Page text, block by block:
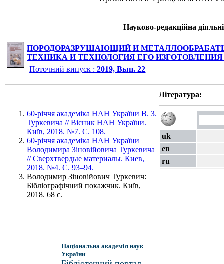
Науково-редакційна
ПОРОДОРАЗРУШАЮЩИЙ И
ТЕХНИКА И ТЕХНОЛОГИЯ ЕГО
Поточний випуск :2019, Вып. 22
Література:
60-річчя академіка НАН України В. З.
Туркевича // Вісник НАН України.
Київ, 2018. №7. С. 108.
60-річчя академіка НАН України
Володимира Зіновійовича Туркевича
// Сверхтвердые материалы. Киев,
2018. №4. С. 93–94.
Володимир Зіновійович Туркевич:
Бібліографічний покажчик. Київ,
2018. 68 с.
uk
en
ru
Національна академія наук
України